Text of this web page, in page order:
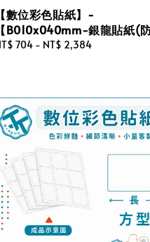
【數位彩色貼紙】-
【B010x040mm-銀龍貼紙(
704 - NT$ 2,384